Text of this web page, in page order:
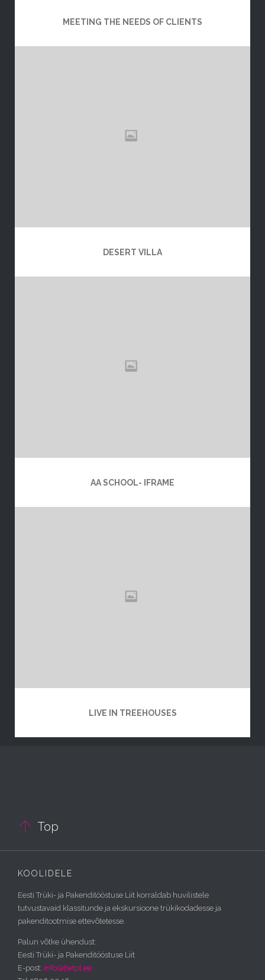
MEETING THE NEEDS OF CLIENTS
DESERT VILLA
AA SCHOOL- IFRAME
LIVE IN TREEHOUSES
 Top
KOOLIDELE
Eesti Trüki- ja Pakenditööstuse Liit korraldab huvilistele
tutvustavaid klassitunde ja ekskursioone trükikodadesse ja
pakenditootmise ettevõtetesse.
Palun võtke ühendust:
Eesti Trüki- ja Pakenditööstuse Liit
E-post: info(ät)etpl.ee